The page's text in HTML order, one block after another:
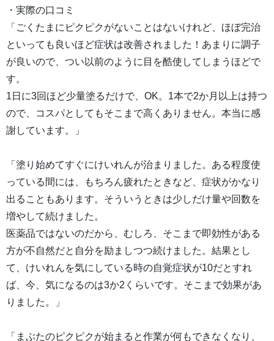
・実際の口コミ
「ごくたまにピクピクがないことはないけれど、ほぼ完治
といっても良いほど症状は改善されました！あまりに調子
が良いので、つい以前のように目を酷使してしまうほどで
す。
1日に3回ほど少量塗るだけで、OK。1本で2か月以上は持つ
ので、コスパとしてもそこまで高くありません。本当に感
謝しています。」
「塗り始めてすぐにけいれんが治まりました。ある程度使
っている間には、もちろん疲れたときなど、症状がかなり
出ることもあります。そういうときは少しだけ量や回数を
増やして続けました。
医薬品ではないのだから、むしろ、そこまで即効性がある
方が不自然だと自分を励ましつつ続けました。結果とし
て、けいれんを気にしている時の自覚症状が10だとすれ
ば、今、気になるのは3か2くらいです。そこまで効果があ
りました。」
「まぶたのピクピクが始まると作業が何もできなくなり、